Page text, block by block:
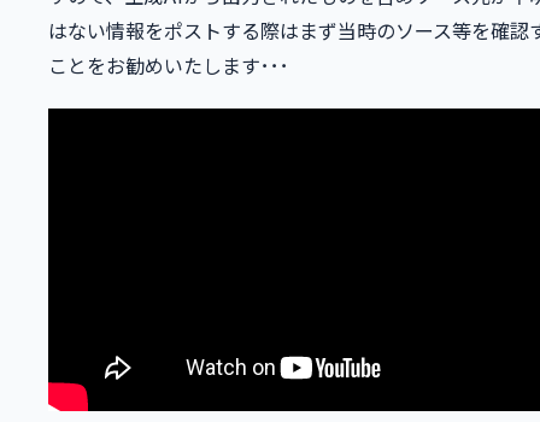
はない情報をポストする際はまず当時のソース等を確認
ことをお勧めいたします･･･